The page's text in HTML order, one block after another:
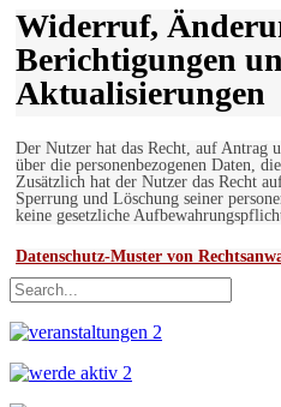
Widerruf,
Berichtigungen
Aktualisierungen
Der Nutzer hat das Recht, auf Antrag
über die personenbezogenen Daten,
Zusätzlich hat der Nutzer das Recht
Sperrung und Löschung seiner
keine gesetzliche
Datenschutz-Muster von